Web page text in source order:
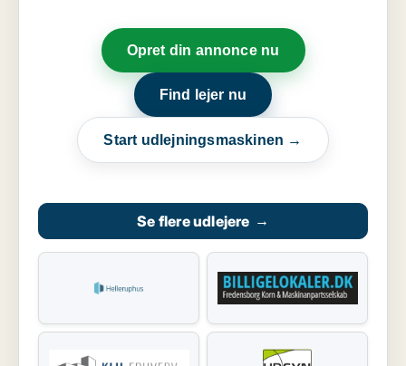
Opret din annonce nu
Find lejer nu
Start udlejningsmaskinen →
Se flere udlejere →